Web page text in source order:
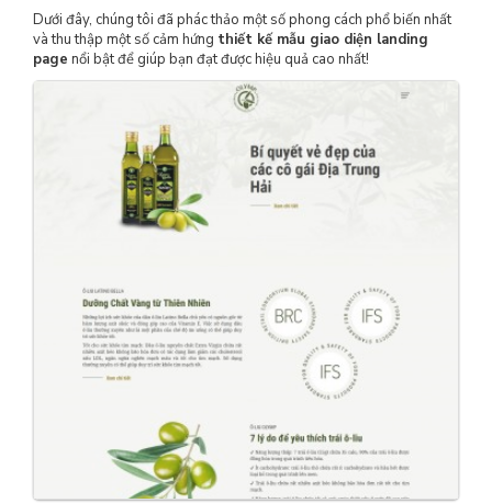
Dưới đây, chúng tôi đã phác thảo một số phong cách phổ biến nhất
và thu thập một số cảm hứng thiết kế mẫu giao diện landing
page nổi bật để giúp bạn đạt được hiệu quả cao nhất!